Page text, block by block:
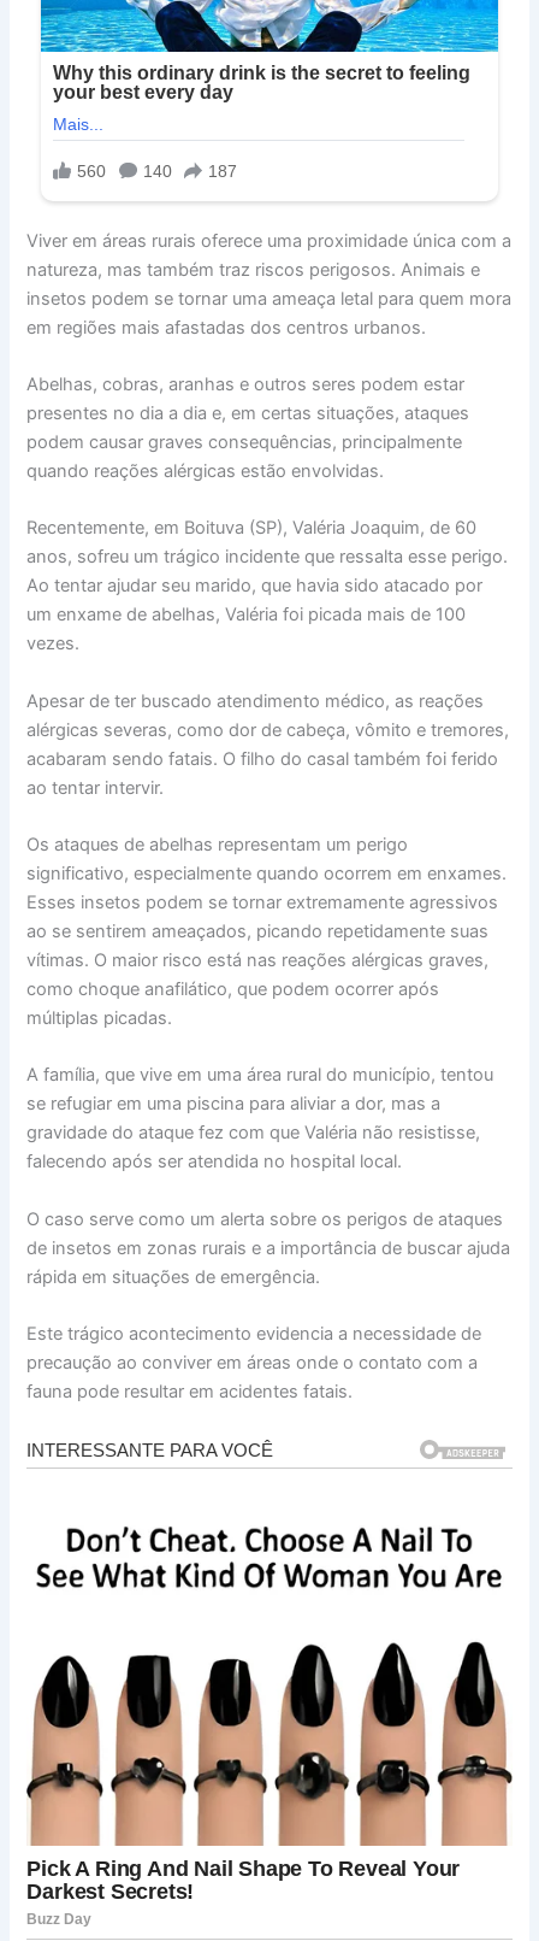
Viver em áreas rurais oferece uma proximidade única com a
natureza, mas também traz riscos perigosos. Animais e
insetos podem se tornar uma ameaça letal para quem mora
em regiões mais afastadas dos centros urbanos.
Abelhas, cobras, aranhas e outros seres podem estar
presentes no dia a dia e, em certas situações, ataques
podem causar graves consequências, principalmente
quando reações alérgicas estão envolvidas.
Recentemente, em Boituva (SP), Valéria Joaquim, de 60
anos, sofreu um trágico incidente que ressalta esse perigo.
Ao tentar ajudar seu marido, que havia sido atacado por
um enxame de abelhas, Valéria foi picada mais de 100
vezes.
Apesar de ter buscado atendimento médico, as reações
alérgicas severas, como dor de cabeça, vômito e tremores,
acabaram sendo fatais. O filho do casal também foi ferido
ao tentar intervir.
Os ataques de abelhas representam um perigo
significativo, especialmente quando ocorrem em enxames.
Esses insetos podem se tornar extremamente agressivos
ao se sentirem ameaçados, picando repetidamente suas
vítimas. O maior risco está nas reações alérgicas graves,
como choque anafilático, que podem ocorrer após
múltiplas picadas.
A família, que vive em uma área rural do município, tentou
se refugiar em uma piscina para aliviar a dor, mas a
gravidade do ataque fez com que Valéria não resistisse,
falecendo após ser atendida no hospital local.
O caso serve como um alerta sobre os perigos de ataques
de insetos em zonas rurais e a importância de buscar ajuda
rápida em situações de emergência.
Este trágico acontecimento evidencia a necessidade de
precaução ao conviver em áreas onde o contato com a
fauna pode resultar em acidentes fatais.